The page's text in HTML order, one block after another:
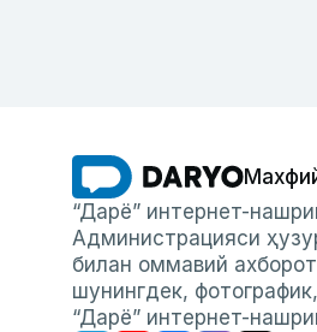
“Дарё” интернет-
Администрацияси
билан оммавий
шунингдек,
“Дарё” интернет-